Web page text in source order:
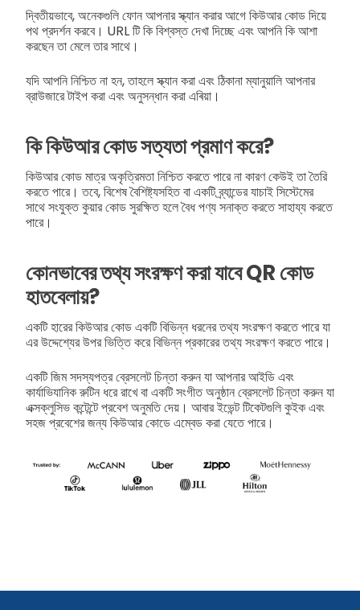
দ্বিতীয়ভাবে, অনেকগুলি ফোন আপনার স্ক্যান করার আগে কিউআর কোড দিয়ে
পথ প্রদর্শন করবে। URL টি কি বিশ্বস্ত দেখা দিচ্ছে এবং আপনি কি আশা
করছেন তা মেলে তার সাথে।
যদি আপনি নিশ্চিত না হন, তাহলে স্ক্যান করা এবং ঠিকানা ম্যানুয়ালি আপনার
ব্রাউজারে টাইপ করা এবং অনুসন্ধান করা এৰিয়া।
কি কিউআর কোড সত্যতা প্রমাণ করে?
কিউআর কোড মাত্র অকৃত্রিমতা নিশ্চিত করতে পারে না কারণ কেউই তা তৈরি
করতে পারে। তবে, বিশেষ বৈশিষ্ট্যসহিত বা একটি ব্র্যান্ডের যাচাই সিস্টেমের
সাথে সংযুক্ত কুয়ার কোড সুরক্ষিত হলে বৈধ পণ্য সনাক্ত করতে সাহায্য করতে
পারে।
কোনভাবের তথ্য সংরক্ষণ করা যাবে QR কোড
হাতবেলায়?
একটি হারের কিউআর কোড একটি বিভিন্ন ধরনের তথ্য সংরক্ষণ করতে পারে যা
এর উদ্দেশ্যের উপর ভিত্তি করে বিভিন্ন প্রকারের তথ্য সংরক্ষণ করতে পারে।
একটি জিম সদস্যপত্র ব্রেসলেট চিন্তা করুন যা আপনার আইডি এবং
কার্যাভিযানিক রুটিন ধরে রাখে বা একটি সংগীত অনুষ্ঠান ব্রেসলেট চিন্তা করুন যা
এক্সক্লুসিভ কন্টেন্টে প্রবেশ অনুমতি দেয়। আবার ইভেন্ট টিকেটগুলি কুইক এবং
সহজ প্রবেশের জন্য কিউআর কোডে এম্বেড করা যেতে পারে।